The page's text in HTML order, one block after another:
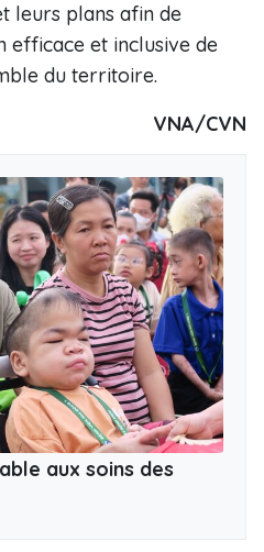
leurs plans afin de
efficace et inclusive de
du territoire.
VNA/CVN
aux soins des